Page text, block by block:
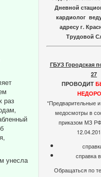
раз
унесла
Дневной
кардиолог
адресу г.
Трудовой
ГБУЗ Городская
27
ПРОВОДИТ
*Предварительные
медосмотры в
приказом МЗ
справка
Обращаться по